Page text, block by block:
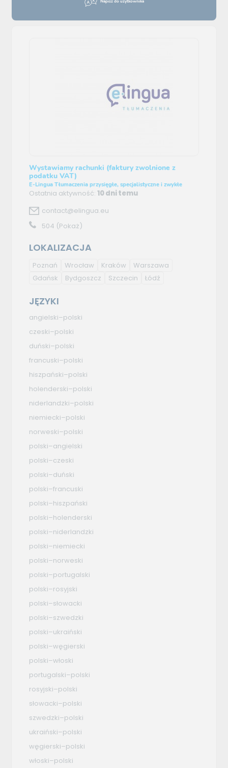
Napisz do użytkownika
Wystawiamy rachunki (faktury zwolnione z
podatku VAT)
E-Lingua Tłumaczenia przysięgłe, specjalistyczne i zwykłe
Ostatnia aktywność:10 dni temu
contact@elingua.eu
504 (Pokaż)
LOKALIZACJA
Poznań Wrocław Kraków
Warszawa
Gdańsk
Bydgoszcz Szczecin Łódź
JĘZYKI
angielski–polski
czeski–polski
duński–polski
francuski–polski
hiszpański–polski
holenderski–polski
niderlandzki–polski
niemiecki–polski
norweski–polski
polski–angielski
polski–czeski
polski–duński
polski–francuski
polski–hiszpański
polski–holenderski
polski–niderlandzki
polski–niemiecki
polski–norweski
polski–portugalski
polski–rosyjski
polski–słowacki
polski–szwedzki
polski–ukraiński
polski–węgierski
polski–włoski
portugalski–polski
rosyjski–polski
słowacki–polski
szwedzki–polski
ukraiński–polski
węgierski–polski
włoski–polski